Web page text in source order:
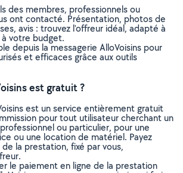
des membres, professionnels ou
ont contacté. Présentation, photos de
avis : trouvez l'offreur idéal, adapté à
votre budget.
depuis la messagerie AlloVoisins pour
et efficaces grâce aux outils
est gratuit ?
est un service entièrement gratuit
pour tout utilisateur cherchant un
ou particulier, pour une
ou une location de matériel. Payez
la prestation, fixé par vous,
le paiement en ligne de la prestation